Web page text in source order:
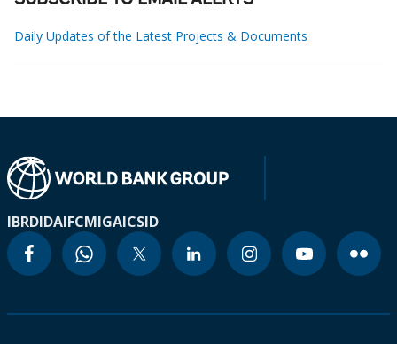
Daily Updates of the Latest Projects & Documents
IBRDIDAIFCMIGAICSID